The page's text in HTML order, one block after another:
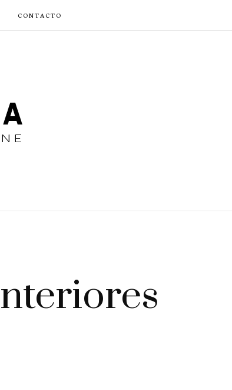
CONTACTO